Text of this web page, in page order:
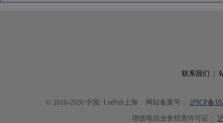
联系我们
© 2010-2026 中国: LetPub上海 网站备案号： 沪ICP备
增值电信业务经营许可证：